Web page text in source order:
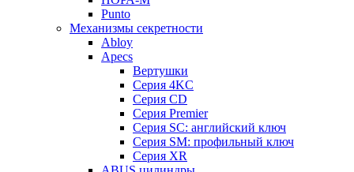
Punto
Механизмы секретности
Abloy
Apecs
Вертушки
Серия 4KC
Серия CD
Серия Premier
Серия SC: английский ключ
Серия SM: профильный ключ
Серия XR